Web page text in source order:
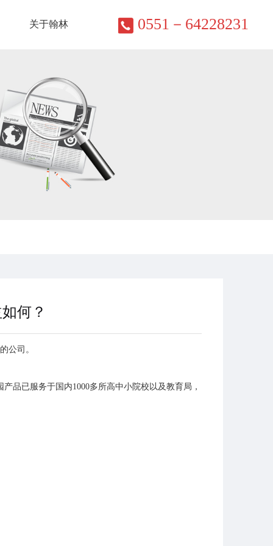
关于翰林 0551－64228231
何？
公司。
品已服务于国内1000多所高中小院校以及教育局，